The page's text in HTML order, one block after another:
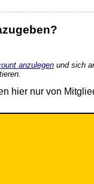
anzulegenund sich
hier nur von